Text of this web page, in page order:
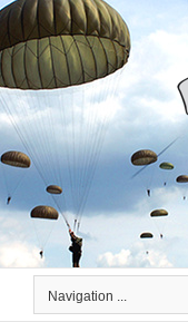
Skip
content
Navigation ...